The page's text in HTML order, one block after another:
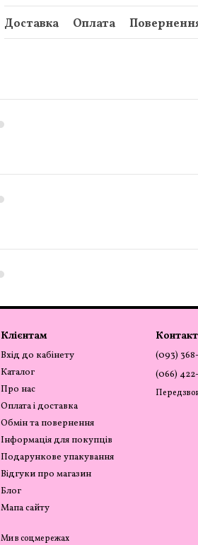
Доставка Оплата
Клієнтам
Вхід до кабінету
Каталог
Про нас
Оплата і доставка
Обмін та повернення
Інформація для покупців
Подарункове упакування
Відгуки про магазин
Блог
Мапа сайту
Ми в соцмережах
(093)
(066)